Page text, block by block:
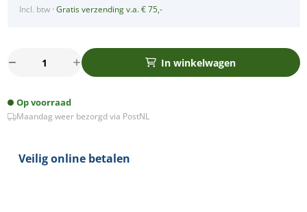
Incl. btw ·Gratis verzending v.a. € 75,-
daglichtsensor
50W
In winkelwagen
Op voorraad
Maandag weer bezorgd via PostNL
Veilig online betalen